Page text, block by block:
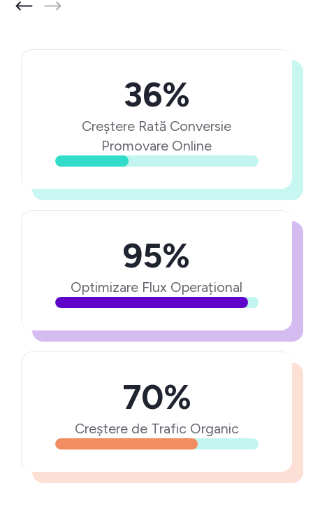
36%
Creștere Rată Conversie
Promovare Online
95%
Optimizare Flux Operațional
70%
Creștere de Trafic Organic